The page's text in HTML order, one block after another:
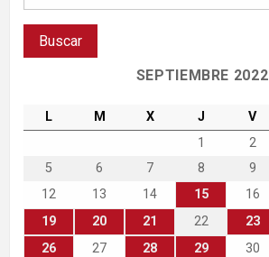
SEPTIEMBRE 2022
L M X J V
1
2
5
6 7 8 9
12
13 14 15 16
19
20 21 22 23
26
27 28 29 30